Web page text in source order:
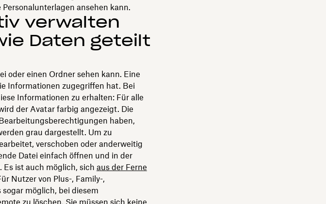
ansehen kann.
verwalten
Daten geteilt
oder einen Ordner sehen kann. Eine
Informationen zugegriffen hat. Bei
Informationen zu erhalten: Für alle
der Avatar farbig angezeigt. Die
haben,
grau dargestellt. Um zu
verschoben oder anderweitig
Datei einfach öffnen und in der
ist auch möglich, sich aus der Ferne
Nutzer von Plus-, Family-,
möglich, bei diesem
zu löschen. Sie müssen sich keine